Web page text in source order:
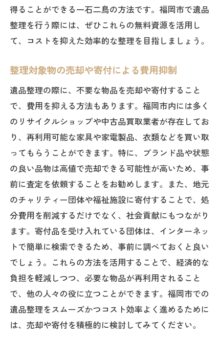
得ることができる一石二鳥の方法です。福岡市で遺品
整理を行う際には、ぜひこれらの無料資源を活用し
て、コストを抑えた効率的な整理を目指しましょう。
整理対象物の売却や寄付による費用抑制
遺品整理の際に、不要な物品を売却や寄付すること
で、費用を抑える方法もあります。福岡市内には多く
のリサイクルショップや中古品買取業者が存在してお
り、再利用可能な家具や家電製品、衣類などを買い取
ってもらうことができます。特に、ブランド品や状態
の良い品物は高値で売却できる可能性が高いため、事
前に査定を依頼することをお勧めします。また、地元
のチャリティー団体や福祉施設に寄付することで、処
分費用を削減するだけでなく、社会貢献にもつながり
ます。寄付品を受け入れている団体は、インターネッ
トで簡単に検索できるため、事前に調べておくと良い
でしょう。これらの方法を活用することで、経済的な
負担を軽減しつつ、必要な物品が再利用されること
で、他の人々の役に立つことができます。福岡市での
遺品整理をスムーズかつコスト効率よく進めるために
は、売却や寄付を積極的に検討してみてください。